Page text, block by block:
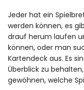
Jeder hat ein
werden können, es
drauf herum laufen
können, oder man
Kartendeck aus. Es
Überblick zu
gewöhnen, welche